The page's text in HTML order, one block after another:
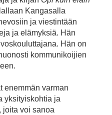
Kangasalla
ja viestintään
ja elämyksiä. Hän
Hän on
kommunikoijien
enemmän varman
yksityiskohtia ja
joita voi sanoa